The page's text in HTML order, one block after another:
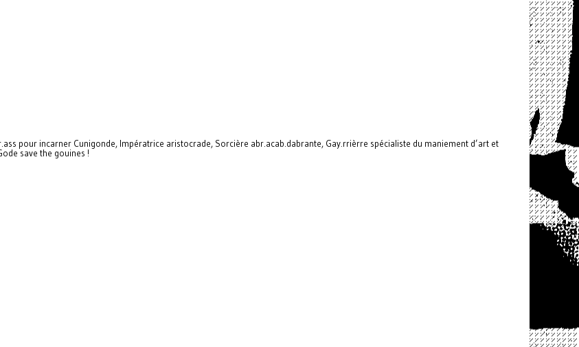
pour incarner Cunigonde, Impératrice aristocrade, Sorcière abr.acab.dabrante, Gay.rrièrre spécialiste du maniement d’art et
save the gouines !